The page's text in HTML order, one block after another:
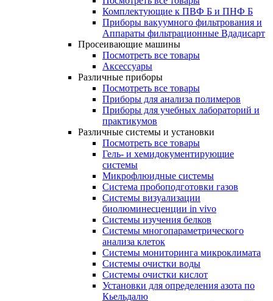
Комплектующие к ПВФ Б и ПНФ Б
Приборы вакуумного фильтрования и
Аппараты фильтрационные Вдадисарт
Просеивающие машины
Посмотреть все товары
Аксессуары
Различные приборы
Посмотреть все товары
Приборы для анализа полимеров
Приборы для учебных лабораторий и
практикумов
Различные системы и установки
Посмотреть все товары
Гель- и хемидокументирующие
системы
Микрофлюидные системы
Система пробоподготовки газов
Системы визуализации
биолюминесценции in vivo
Системы изучения белков
Системы многопараметрического
анализа клеток
Системы мониторинга микроклимата
Системы очистки воды
Системы очистки кислот
Установки для определения азота по
Кьельдалю